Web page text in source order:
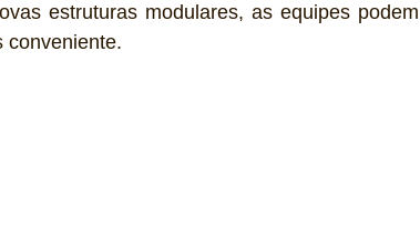
estruturas modulares, as equipes podem
conveniente.